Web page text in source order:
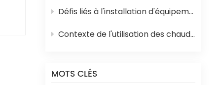
Défis liés à l'installation d'équipements en Afrique
Contexte de l'utilisation des chaudières à mazout en Afrique et de leur rôle dans la production de boissons
MOTS CLÉS